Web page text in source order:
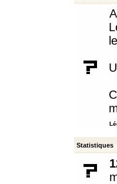
Statistiques